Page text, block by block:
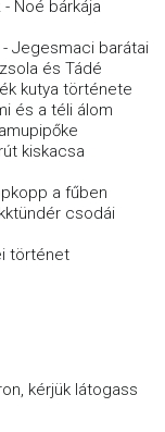
Noé bárkája
Jegesmaci barátai
és Tádé
kutya története
és a téli álom
kiskacsa
a fűben
csodái
történet
kérjük látogass